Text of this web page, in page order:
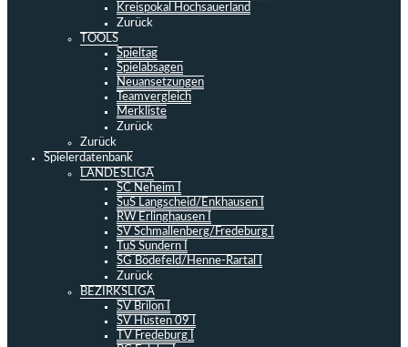
Kreispokal Hochsauerland
Zurück
TOOLS
Spieltag
Spielabsagen
Neuansetzungen
Teamvergleich
Merkliste
Zurück
Zurück
Spielerdatenbank
LANDESLIGA
SC Neheim I
SuS Langscheid/Enkhausen I
RW Erlinghausen I
SV Schmallenberg/Fredeburg I
TuS Sundern I
SG Bödefeld/Henne-Rartal I
Zurück
BEZIRKSLIGA
SV Brilon I
SV Hüsten 09 I
TV Fredeburg I